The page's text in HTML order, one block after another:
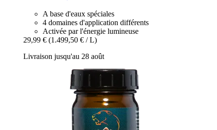
A base d'eaux spéciales
4 domaines d'application différents
Activée par l'énergie lumineuse
29,99 € (1.499,50 € / L)
Livraison jusqu'au 28 août